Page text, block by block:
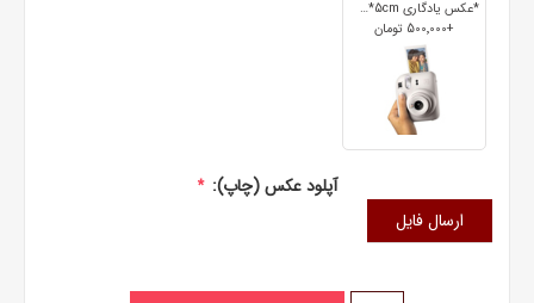
*عکس یادگاری 7cm*5cm
+500٬000 تومان
آپلود عکس (چاپ): *
ارسال فایل